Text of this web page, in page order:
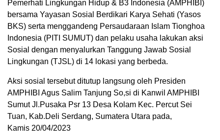
Pemerhati Lingkungan Hidup & B3 Indonesia (AMPHIBI)
bersama Yayasan Sosial Berdikari Karya Sehati (Yasos
BKS) serta menggandeng Persaudaraan Islam Tionghoa
Indonesia (PITI SUMUT) dan pelaku usaha lakukan aksi
Sosial dengan menyalurkan Tanggung Jawab Sosial
Lingkungan (TJSL) di 14 lokasi yang berbeda.
Aksi sosial tersebut ditutup langsung oleh Presiden
AMPHIBI Agus Salim Tanjung So,si di Kanwil AMPHIBI
Sumut Jl.Pusaka Psr 13 Desa Kolam Kec. Percut Sei
Tuan, Kab.Deli Serdang, Sumatera Utara pada,
Kamis 20/04/2023